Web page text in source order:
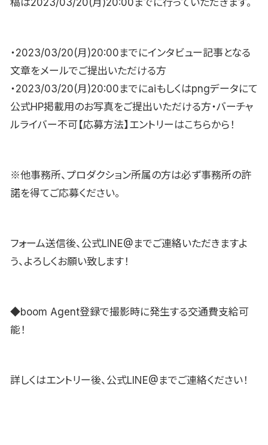
稿は2023/03/20(月)20:00までに行っていただきます。
・2023/03/20(月)20:00までにインタビュー記事となる
文章をメールでご提出いただける方
・2023/03/20(月)20:00までにaiもしくはpngデータにて
公式HP掲載用のお写真をご提出いただける方・バーチャ
ルライバー不可【応募方法】エントリーはこちらから！
※他事務所、プロダクション所属の方は必ず事務所の許
諾を得てご応募ください。
フォーム送信後、公式LINE@までご連絡いただきますよ
う、よろしくお願い致します！
◆boom Agent登録で撮影時に発生する交通費支給可
能！
詳しくはエントリー後、公式LINE@までご連絡ください！